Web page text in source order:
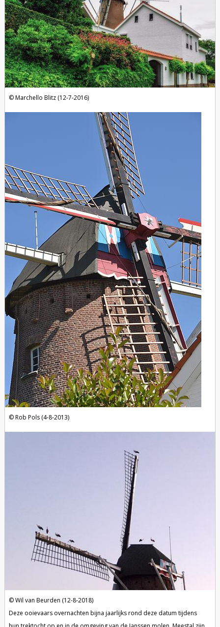
Marchello Blitz (12-7-2016)
Rob Pols (4-8-2013)
Wil van Beurden (12-8-2018)
Deze ooievaars overnachten bijna jaarlijks rond deze datum tijdens